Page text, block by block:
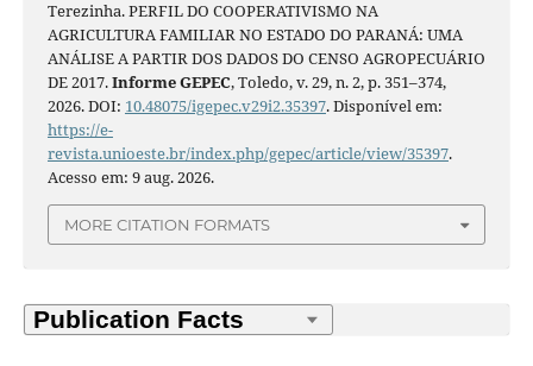
Terezinha. PERFIL DO COOPERATIVISMO NA
AGRICULTURA FAMILIAR NO ESTADO DO PARANÁ: UMA
ANÁLISE A PARTIR DOS DADOS DO CENSO AGROPECUÁRIO
DE 2017.Informe GEPEC, Toledo, v. 29, n. 2, p. 351–374,
2026. DOI: 10.48075/igepec.v29i2.35397. Disponível em:
https://e-
revista.unioeste.br/index.php/gepec/article/view/35397.
Acesso em: 9 aug. 2026.
MORE CITATION FORMATS